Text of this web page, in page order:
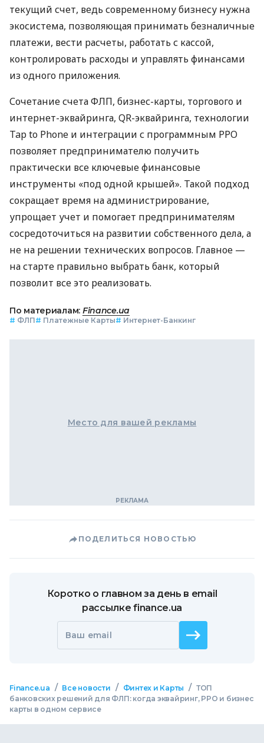
текущий счет, ведь современному бизнесу нужна
экосистема, позволяющая принимать безналичные
платежи, вести расчеты, работать с кассой,
контролировать расходы и управлять финансами
из одного приложения.
Сочетание счета ФЛП, бизнес-карты, торгового и
интернет-эквайринга, QR-эквайринга, технологии
Tap to Phone и интеграции с программным РРО
позволяет предпринимателю получить
практически все ключевые финансовые
инструменты «под одной крышей». Такой подход
сокращает время на администрирование,
упрощает учет и помогает предпринимателям
сосредоточиться на развитии собственного дела, а
не на решении технических вопросов. Главное —
на старте правильно выбрать банк, который
позволит все это реализовать.
По материалам: Finance.ua
# ФЛП# Платежные Карты# Интернет-Банкинг
Место для вашей рекламы
ПОДЕЛИТЬСЯ НОВОСТЬЮ
Коротко о главном за день в email
рассылке finance.ua
Ваш email
Finance.ua / Все новости / Финтех и Карты / ТОП
банковских решений для ФЛП: когда эквайринг, РРО и бизнес
карты в одном сервисе